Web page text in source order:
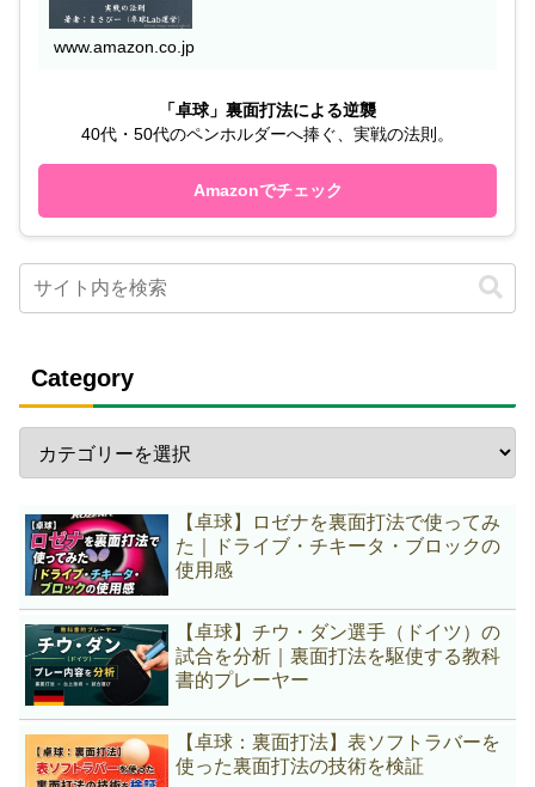
www.amazon.co.jp
「卓球」裏面打法による逆襲
40代・50代のペンホルダーへ捧ぐ、実戦の法則。
Amazonでチェック
Category
【卓球】ロゼナを裏面打法で使ってみ
た｜ドライブ・チキータ・ブロックの
使用感
【卓球】チウ・ダン選手（ドイツ）の
試合を分析｜裏面打法を駆使する教科
書的プレーヤー
【卓球：裏面打法】表ソフトラバーを
使った裏面打法の技術を検証